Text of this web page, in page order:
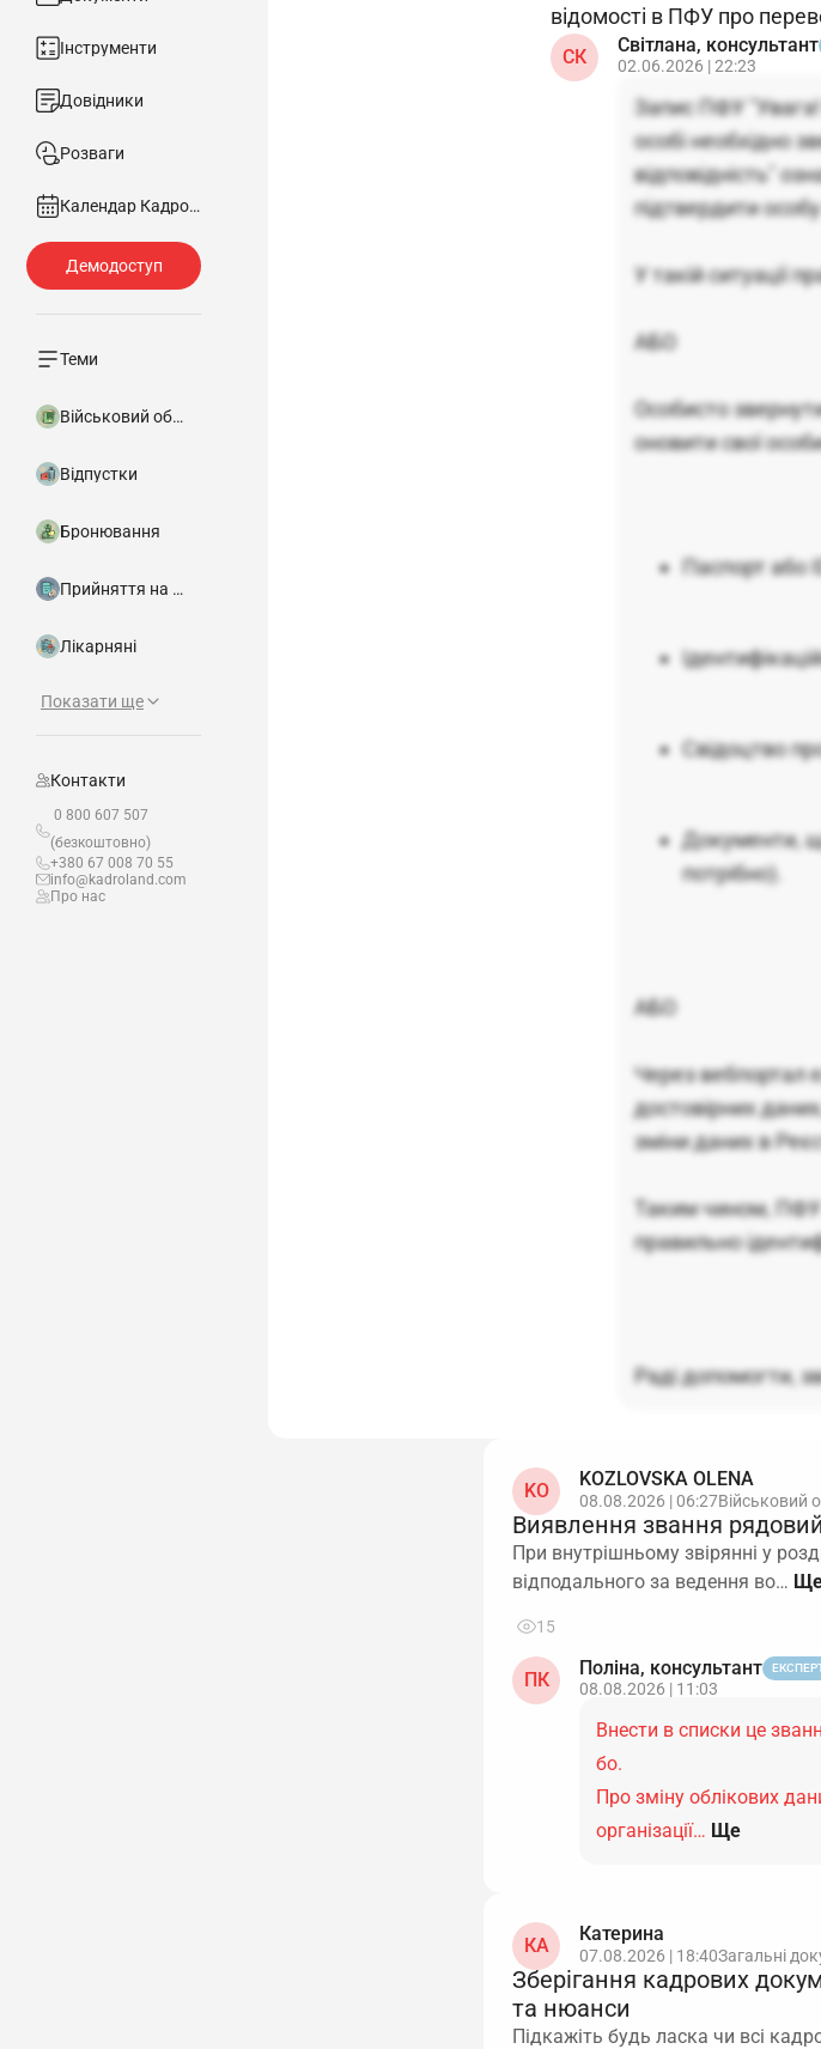
Інструменти
Довідники
Розваги
Календар Кадровика
Теми
Військовий облік
Відпустки
Бронювання
Прийняття на роботу
Лікарняні
Показати ще
Контакти
0 800 607 507
(безкоштовно)
+380 67 008 70 55
info@kadroland.com
Про нас
відомості в ПФУ про
СК
Світлана, консультант
02.06.2026 | 22:23
Запис ПФУ
особі необхідно
відповідність"
підтвердити
У такій ситуації
АБО
Особисто
оновити свої
Паспорт або
Свідоцтво
Документи,
потрібно).
АБО
Через вебпортал
достовірних
зміни даних в
Таким чином, ПФУ
правильно
Раді допомогти,
KO
KOZLOVSKA OLENA
08.08.2026 | 06:27Військовий
Виявлення звання
При внутрішньому звірянні у
відподального за ведення во…
15
ПК
Поліна, консультант
08.08.2026 | 11:03
Внести в списки це
бо.
Про зміну облікових
організації… Ще
КА
Катерина
07.08.2026 | 18:40Загальні
Зберігання кадрових
та нюанси
Підкажіть будь ласка чи всі